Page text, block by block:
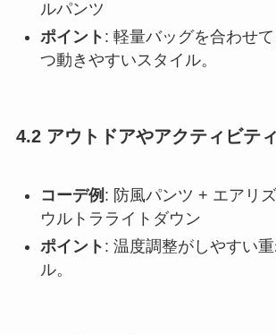
ルパンツ
ポイント : 軽量バッグを合わせ
つ動きやすいスタイル。
4.2 アウトドアやアクティビテ
コーデ例 : 防風パンツ + エアリ
ウルトラライトダウン
ポイント : 温度調整がしやすい
ル。